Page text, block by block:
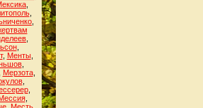
,
,
, Менты,
,
Мерзота,
,
,
,